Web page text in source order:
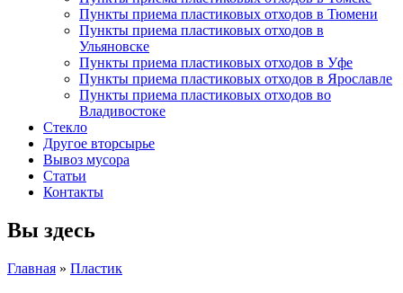
Пункты приема пластиковых отходов в Тюмени
Пункты приема пластиковых отходов в
Ульяновске
Пункты приема пластиковых отходов в Уфе
Пункты приема пластиковых отходов в Ярославле
Пункты приема пластиковых отходов во
Владивостоке
Стекло
Другое вторсырье
Вывоз мусора
Статьи
Контакты
Вы здесь
Главная » Пластик